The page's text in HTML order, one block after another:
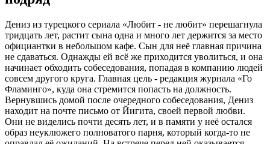
Дениз из турецкого сериала «Любит - не любит» перешагнула
тридцать лет, растит сына одна и много лет держится за место
официантки в небольшом кафе. Сын для неё главная причина
не сдаваться. Однажды ей всё же приходится уволиться, и она
начинает обходить собеседования, попадая в компанию людей
совсем другого круга. Главная цель - редакция журнала «Го
Фламинго», куда она стремится попасть на должность.
Вернувшись домой после очередного собеседования, Дениз
находит на почте письмо от Йигита, своей первой любви.
Они не виделись почти десять лет, и в памяти у неё остался
образ неуклюжего полноватого парня, который когда-то не